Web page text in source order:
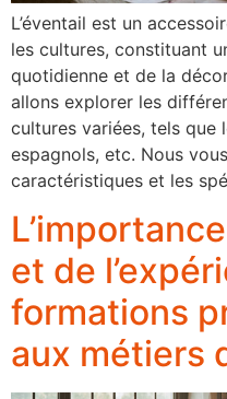
L’éventail est un
les cultures, constituant
quotidienne et de la
allons explorer les
cultures variées, tels que
espagnols, etc. Nous
caractéristiques et les
et de
formations
aux métiers